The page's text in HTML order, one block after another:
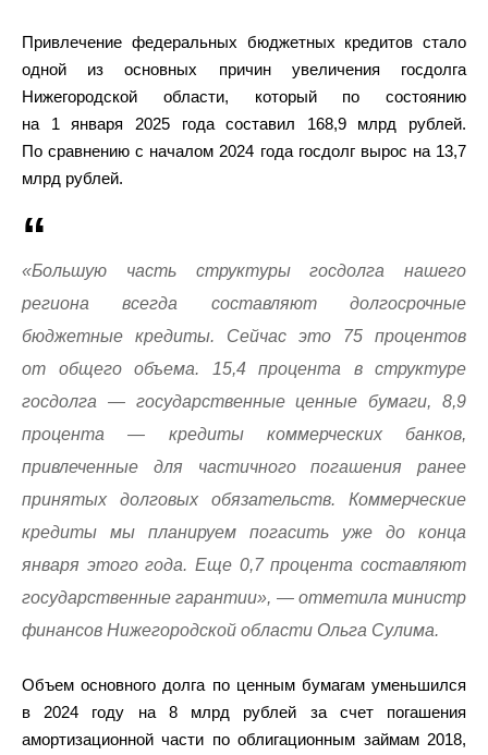
Привлечение федеральных бюджетных кредитов стало
одной из основных причин увеличения госдолга
Нижегородской области, который по состоянию
на 1 января 2025 года составил 168,9 млрд рублей.
По сравнению с началом 2024 года госдолг вырос на 13,7
млрд рублей.
«Большую часть структуры госдолга нашего
региона всегда составляют долгосрочные
бюджетные кредиты. Сейчас это 75 процентов
от общего объема. 15,4 процента в структуре
госдолга — государственные ценные бумаги, 8,9
процента — кредиты коммерческих банков,
привлеченные для частичного погашения ранее
принятых долговых обязательств. Коммерческие
кредиты мы планируем погасить уже до конца
января этого года. Еще 0,7 процента составляют
государственные гарантии», — отметила министр
финансов Нижегородской области Ольга Сулима.
Объем основного долга по ценным бумагам уменьшился
в 2024 году на 8 млрд рублей за счет погашения
амортизационной части по облигационным займам 2018,